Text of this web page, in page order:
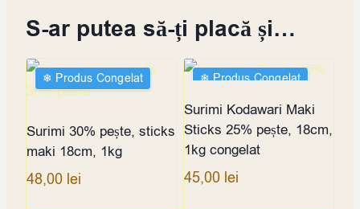
S-ar putea să-ți placă și…
❄︎ Produs Congelat
Surimi 30% pește, sticks
maki 18cm, 1kg
48,00 lei
❄︎ Produs Congelat
Surimi Kodawari Maki
Sticks 25% pește, 18cm,
1kg congelat
45,00 lei